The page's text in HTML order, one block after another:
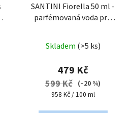
SANTINI Fiorella 50 ml -
parfémovaná voda pro
hodnocení
produktu
je
4,0
Skladem (>5 ks)
479 Kč
599 Kč (–20 %)
Měrná
958 Kč / 100 ml